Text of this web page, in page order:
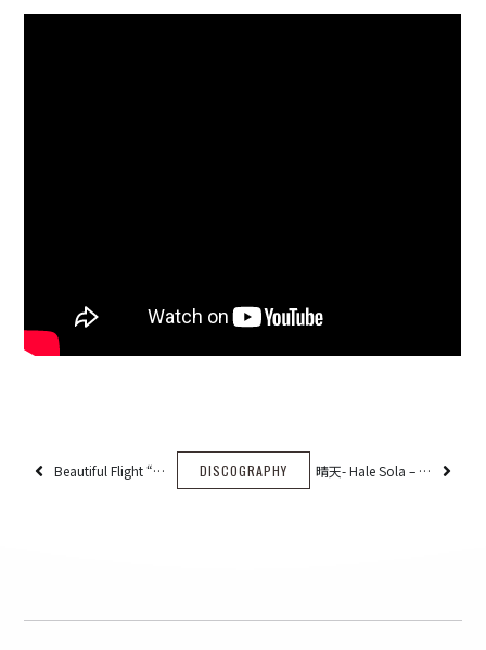
Beautiful Flight “EXCITING FLIGHT盤” DISCOGRAPHY 晴天- Hale Sola – 【配信限定シングル】